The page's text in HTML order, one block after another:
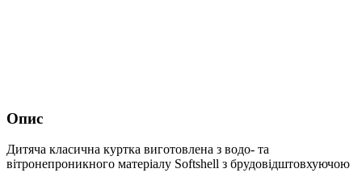
Опис
Дитяча класична куртка виготовлена з водо- та
вітронепроникного матеріалу Softshell з брудовідштовхуючою